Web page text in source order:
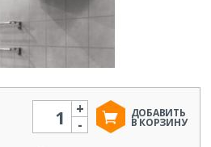
Количество
-
+ ДОБАВИТЬ
В КОРЗИНУ